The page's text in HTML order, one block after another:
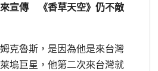
來宣傳 《香草天空》仍不敵
克魯斯，是因為他是來台灣
塢巨星，他第二次來台灣就